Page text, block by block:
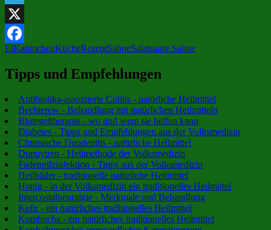
Telegram
X
Facebook
EiKaninchenKücheRezeptSahneSalatsaure Sahne
Tipps und Empfehlungen
Antibiotika-assoziierte Colitis - natürliche Heilmittel
Bechterew - Behandlung mit natürlichen Heilmitteln
Blutegeltherapie - wo und wem sie helfen kann
Diabetes - Tipps und Empfehlungen aus der Volksmedizin
Chronische Duodenitis - natürliche Heilmittel
Dupuytren - Heilmethode der Volksmedizin
Fadenpilzinfektion - Tipps aus der Volksmedizin
Heilbäder - traditionelle natürliche Heilmittel
Honig - in der Volksmedizin ein traditionelles Heilmittel
Intercostalneuralgie - Merkmale und Behandlung
Kefir - ein natürliches traditionelles Heilmittel
Kombucha - ein natürliches traditionelles Heilmittel